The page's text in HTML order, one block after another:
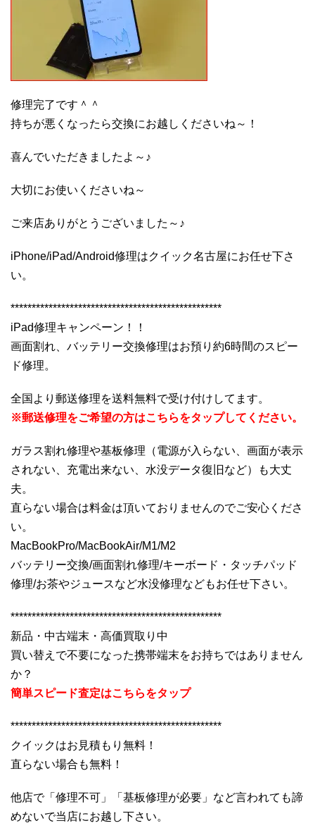
修理完了です＾＾
持ちが悪くなったら交換にお越しくださいね～！
喜んでいただきましたよ～♪
大切にお使いくださいね～
ご来店ありがとうございました～♪
iPhone/iPad/Android修理はクイック名古屋にお任せ下さ
い。
**************************************************
iPad修理キャンペーン！！
画面割れ、バッテリー交換修理はお預り約6時間のスピー
ド修理。
全国より郵送修理を送料無料で受け付けしてます。
※郵送修理をご希望の方はこちらをタップしてください。
ガラス割れ修理や基板修理（電源が入らない、画面が表示
されない、充電出来ない、水没データ復旧など）も大丈
夫。
直らない場合は料金は頂いておりませんのでご安心くださ
い。
MacBookPro/MacBookAir/M1/M2
バッテリー交換/画面割れ修理/キーボード・タッチパッド
修理/お茶やジュースなど水没修理などもお任せ下さい。
**************************************************
新品・中古端末・高価買取り中
買い替えで不要になった携帯端末をお持ちではありません
か？
簡単スピード査定はこちらをタップ
**************************************************
クイックはお見積もり無料！
直らない場合も無料！
他店で「修理不可」「基板修理が必要」など言われても諦
めないで当店にお越し下さい。